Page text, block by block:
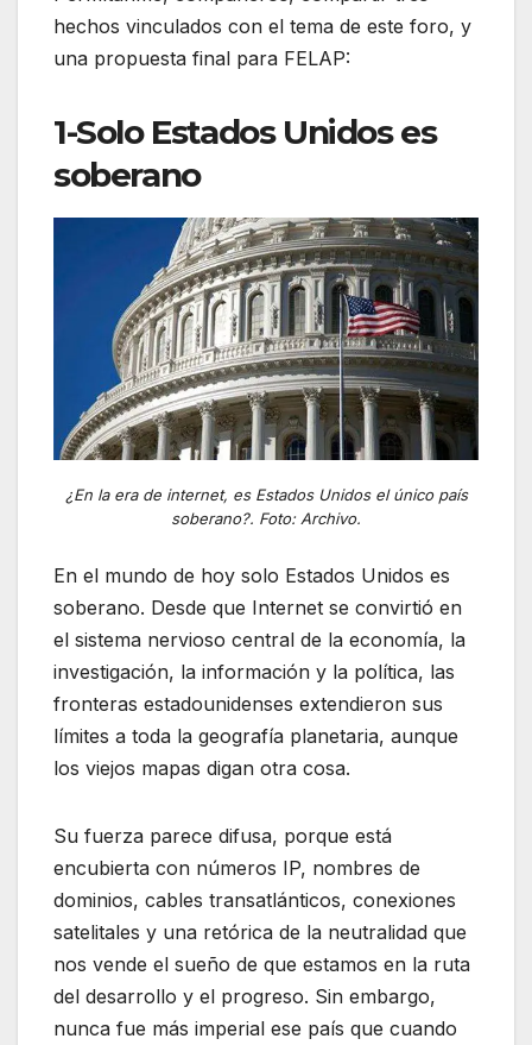
hechos vinculados con el tema de este foro, y
una propuesta final para FELAP:
1-Solo Estados Unidos es
soberano
¿En la era de internet, es Estados Unidos el único país
soberano?. Foto: Archivo.
En el mundo de hoy solo Estados Unidos es
soberano. Desde que Internet se convirtió en
el sistema nervioso central de la economía, la
investigación, la información y la política, las
fronteras estadounidenses extendieron sus
límites a toda la geografía planetaria, aunque
los viejos mapas digan otra cosa.
Su fuerza parece difusa, porque está
encubierta con números IP, nombres de
dominios, cables transatlánticos, conexiones
satelitales y una retórica de la neutralidad que
nos vende el sueño de que estamos en la ruta
del desarrollo y el progreso. Sin embargo,
nunca fue más imperial ese país que cuando